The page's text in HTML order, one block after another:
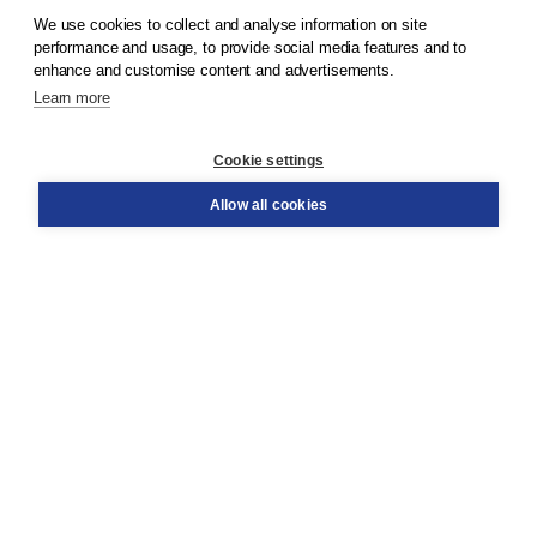
© 2026Boom Publishers
Order
We use cookies to collect and analyse information on site
performance and usage, to provide social media features and to
enhance and customise content and advertisements.
Learn more
Cookie settings
Allow all cookies